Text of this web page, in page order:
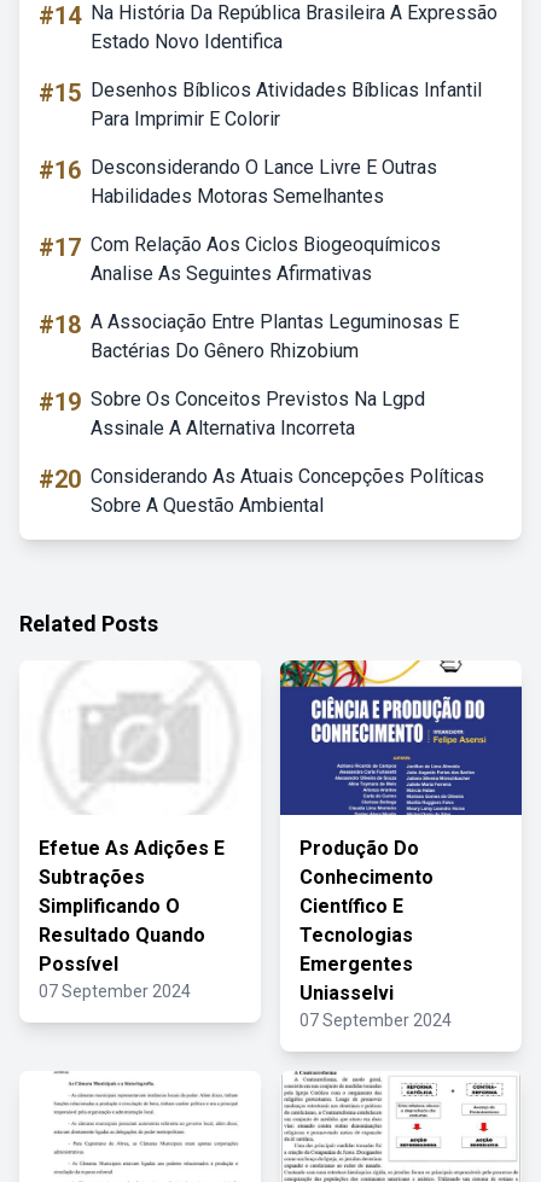
#14 Na História Da República Brasileira A Expressão
Estado Novo Identifica
#15 Desenhos Bíblicos Atividades Bíblicas Infantil
Para Imprimir E Colorir
#16 Desconsiderando O Lance Livre E Outras
Habilidades Motoras Semelhantes
#17 Com Relação Aos Ciclos Biogeoquímicos
Analise As Seguintes Afirmativas
#18 A Associação Entre Plantas Leguminosas E
Bactérias Do Gênero Rhizobium
#19 Sobre Os Conceitos Previstos Na Lgpd
Assinale A Alternativa Incorreta
#20 Considerando As Atuais Concepções Políticas
Sobre A Questão Ambiental
Related Posts
Efetue As Adições E
Subtrações
Simplificando O
Resultado Quando
Possível
07 September 2024
Produção Do
Conhecimento
Científico E
Tecnologias
Emergentes
Uniasselvi
07 September 2024